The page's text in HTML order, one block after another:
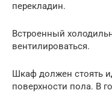
перекладин.
Встроенный
вентилироваться.
Шкаф должен стоять
поверхности пола. В